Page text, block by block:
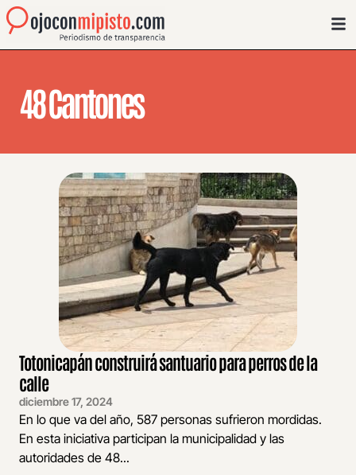
48 Cantones
Totonicapán construirá santuario para perros de la
calle
diciembre 17, 2024
En lo que va del año, 587 personas sufrieron mordidas.
En esta iniciativa participan la municipalidad y las
autoridades de 48...